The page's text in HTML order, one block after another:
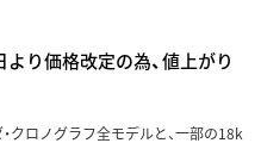
り価格改定の為、値上がり
クロノグラフ全モデルと、一部の18k